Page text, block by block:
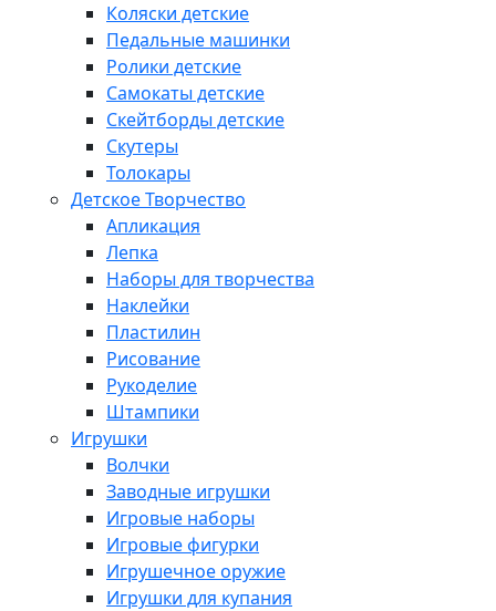
Коляски детские
Педальные машинки
Ролики детские
Самокаты детские
Скейтборды детские
Скутеры
Толокары
Детское Творчество
Апликация
Лепка
Наборы для творчества
Наклейки
Пластилин
Рисование
Рукоделие
Штампики
Игрушки
Волчки
Заводные игрушки
Игровые наборы
Игровые фигурки
Игрушечное оружие
Игрушки для купания